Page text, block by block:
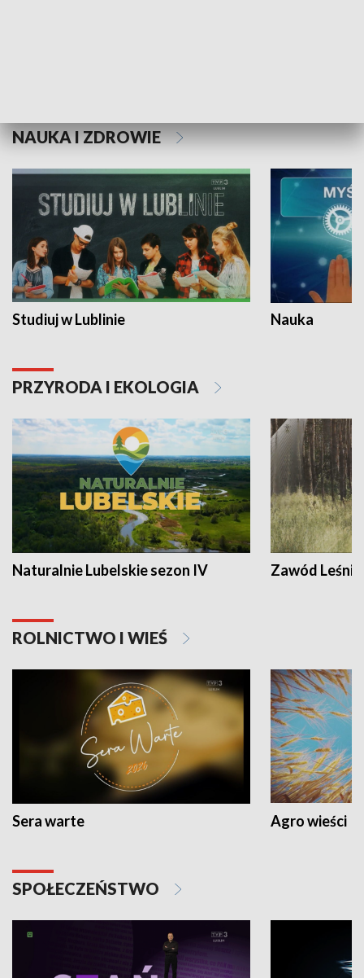
NAUKA I ZDROWIE
Studiuj w Lublinie Nauka
PRZYRODA I EKOLOGIA
Naturalnie Lubelskie sezon IV Zawód Leśnik
ROLNICTWO I WIEŚ
Sera warte Agro wieści
SPOŁECZEŃSTWO